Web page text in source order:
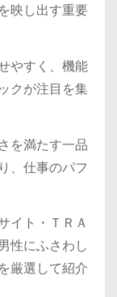
映し出す重要
やすく、機能
クが注目を集
を満たす一品
、仕事のパフ
イト・ＴＲＡ
性にふさわし
厳選して紹介